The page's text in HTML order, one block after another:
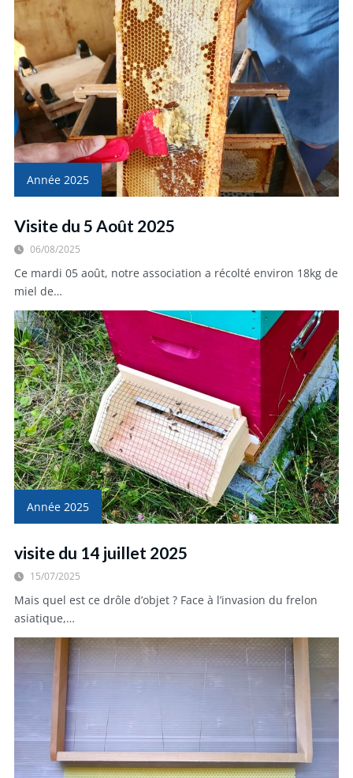
Année 2025
Visite du 5 Août 2025
06/08/2025
Ce mardi 05 août, notre association a récolté environ 18kg de
miel de…
Année 2025
visite du 14 juillet 2025
15/07/2025
Mais quel est ce drôle d’objet ? Face à l’invasion du frelon
asiatique,…